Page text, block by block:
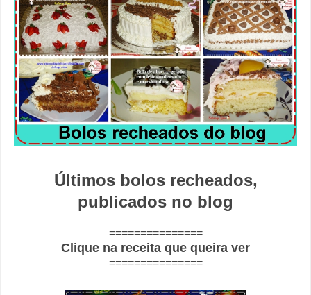
Últimos bolos recheados,
publicados no blog
===============
Clique na receita que queira ver
===============